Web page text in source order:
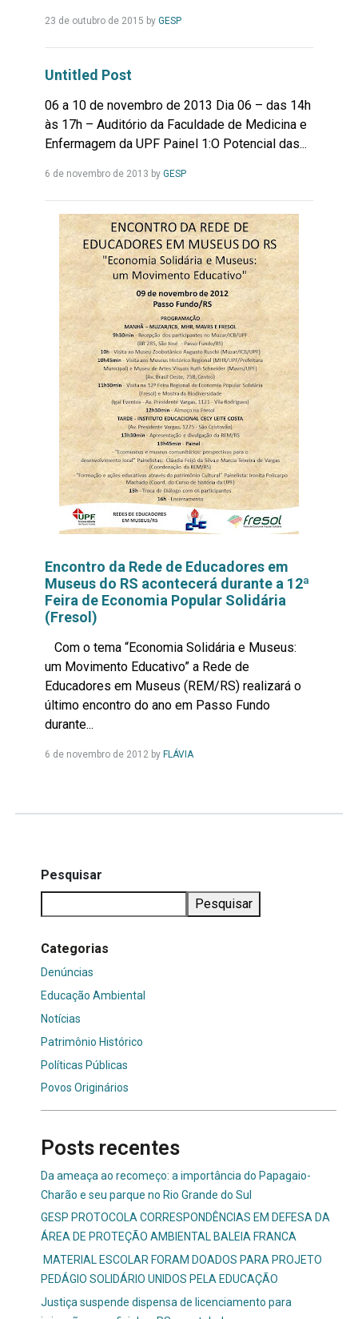
23 de outubro de 2015 by GESPLeia
Untitled Post
06 a 10 de novembro de 2013 Dia 06 – das 14h
às 17h – Auditório da Faculdade de Medicina e
Enfermagem da UPF Painel 1:O Potencial das...
6 de novembro de 2013 by GESPLeia
Encontro da Rede de Educadores em
Museus do RS acontecerá durante a 12ª
Feira de Economia Popular Solidária
(Fresol)
Com o tema “Economia Solidária e Museus:
um Movimento Educativo” a Rede de
Educadores em Museus (REM/RS) realizará o
último encontro do ano em Passo Fundo
durante...
6 de novembro de 2012by FLÁVIALeia
Pesquisar
Pesquisar
Categorias
Denúncias
Educação Ambiental
Notícias
Patrimônio Histórico
Políticas Públicas
Povos Originários
Posts recentes
Da ameaça ao recomeço: a importância do Papagaio-
Charão e seu parque no Rio Grande do Sul
GESP PROTOCOLA CORRESPONDÊNCIAS EM DEFESA DA
ÁREA DE PROTEÇÃO AMBIENTAL BALEIA FRANCA
MATERIAL ESCOLAR FORAM DOADOS PARA PROJETO
PEDÁGIO SOLIDÁRIO UNIDOS PELA EDUCAÇÃO
Justiça suspende dispensa de licenciamento para